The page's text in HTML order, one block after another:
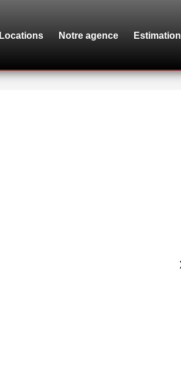
Locations Notre agence Estimation